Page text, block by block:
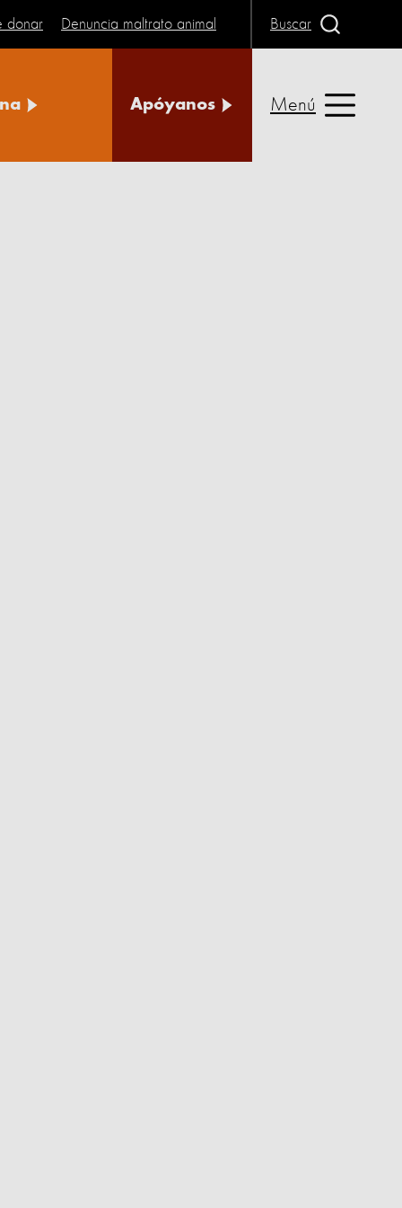
donar Denuncia maltrato animal Buscar
Apóyanos Menú